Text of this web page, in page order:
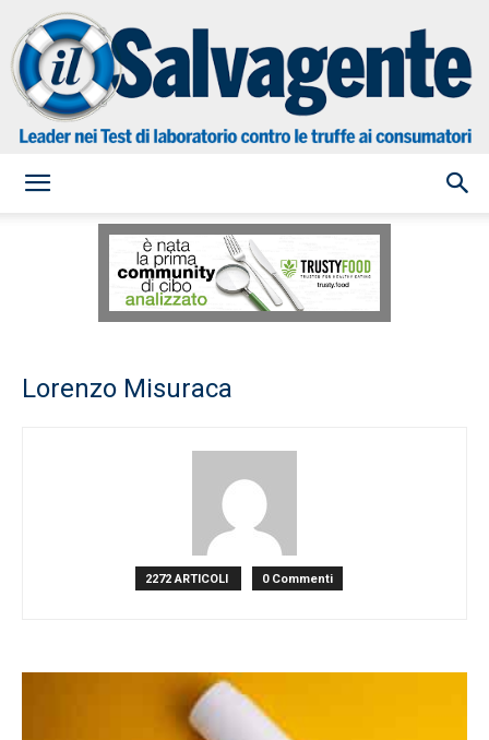
Salvagente
Lorenzo Misuraca
2272 ARTICOLI 0 Commenti